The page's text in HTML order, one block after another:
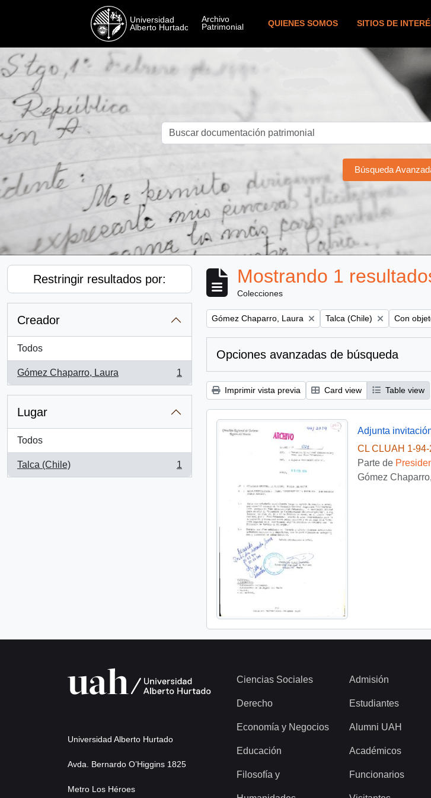
QUIENES SOMOS SITIOS DE
Búsqueda
Restringir resultados por:
Creador
Todos
Gómez Chaparro, Laura
, 1 resultados
1
Lugar
Todos
Talca (Chile)
, 1 resultados
1
Mostrando 1
Colecciones
Remove filter:
Gómez Chaparro, Laura Remove filter:
Talca (Chile) Remove
Con
Opciones avanzadas de búsqueda
Imprimir vista previa Card view Table view
Adjunta
CL CLUAH 1-
Parte de
Gómez
Universidad Alberto Hurtado
Avda. Bernardo O’Higgins 1825
Metro Los Héroes
Ciencias Sociales
Derecho
Economía y Negocios
Educación
Filosofía y
Admisión
Estudiantes
Alumni UAH
Académicos
Funcionarios